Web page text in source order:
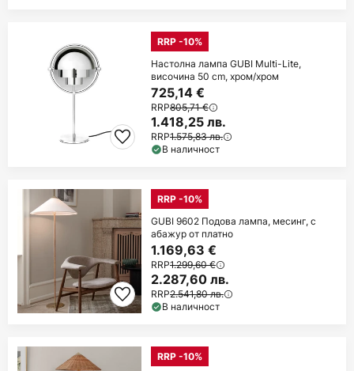
RRP -10%
Настолна лампа GUBI Multi-Lite,
височина 50 cm, хром/хром
725,14 €
RRP805,71 €
1.418,25 лв.
RRP1.575,83 лв.
В наличност
RRP -10%
GUBI 9602 Подова лампа, месинг, с
абажур от платно
1.169,63 €
RRP1.299,60 €
2.287,60 лв.
RRP2.541,80 лв.
В наличност
RRP -10%